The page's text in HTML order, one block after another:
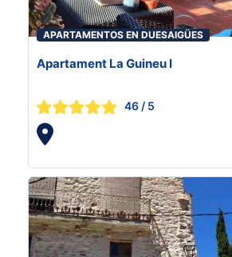
APARTAMENTOS EN DUESAIGÜES
Apartament La Guineu I
46 / 5